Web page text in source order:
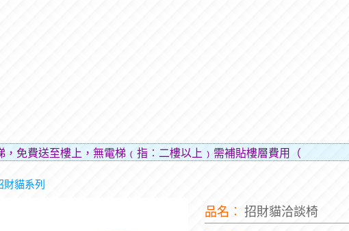
樓上，無電梯﹙指︰二樓以上﹚需補貼樓層費用（貼補搬運人的辛勞）
貓系列
品名︰ 招財貓洽談椅